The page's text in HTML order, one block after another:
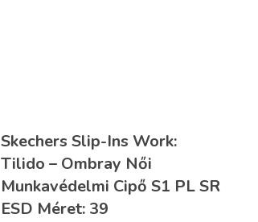
Skechers Slip-Ins Work:
Tilido – Ombray Női
Munkavédelmi Cipő S1 PL SR
ESD Méret: 39